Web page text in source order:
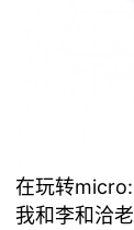
在玩转
我和李和洽